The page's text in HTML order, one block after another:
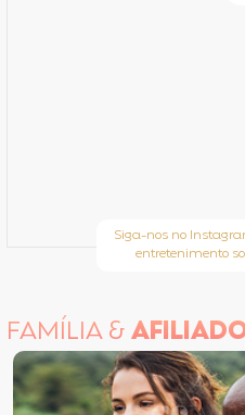
Siga-nos no
entretenimento
FAMÍLIA &